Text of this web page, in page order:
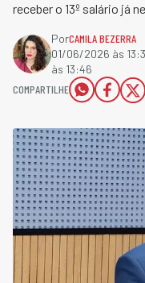
receber o 13º salário já
PorCAMILA BEZERRA
01/06/2026 às
às 13:46
COMPARTILHE